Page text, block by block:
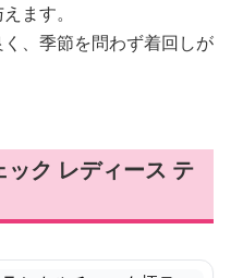
ます。
、季節を問わず着回しが
ク レディース テ